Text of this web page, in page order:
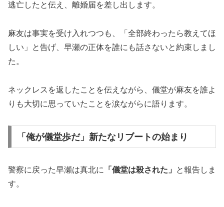
逃亡したと伝え、離婚届を差し出します。
麻友は事実を受け入れつつも、「全部終わったら教えてほ
しい」と告げ、早瀬の正体を誰にも話さないと約束しまし
た。
ネックレスを返したことを伝えながら、儀堂が麻友を誰よ
りも大切に思っていたことを涙ながらに語ります。
「俺が儀堂歩だ」新たなリブートの始まり
警察に戻った早瀬は真北に 「儀堂は殺された」
と報告しま
す。